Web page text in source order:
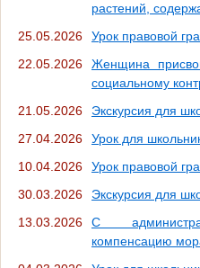
растений,
25.05.2026
Урок правовой
22.05.2026
Женщина
социальному
21.05.2026
Экскурсия для
27.04.2026
Урок для
10.04.2026
Урок правовой
30.03.2026
Экскурсия для
13.03.2026
С
компенсацию